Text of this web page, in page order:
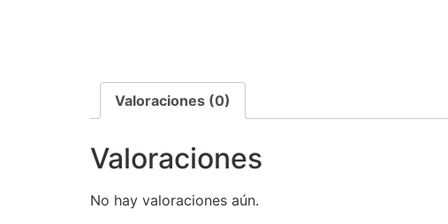
Valoraciones (0)
Valoraciones
No hay valoraciones aún.